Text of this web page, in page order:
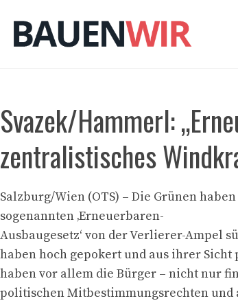
Inhalt
springen
Svazek/Hammerl:
zentralistisches
Salzburg/Wien (OTS) – Die Grünen
sogenannten ‚Erneuerbaren-
Ausbaugesetz‘ von der Verlierer-Ampel
haben hoch gepokert und aus ihrer
haben vor allem die Bürger – nicht nur
politischen Mitbestimmungsrechten